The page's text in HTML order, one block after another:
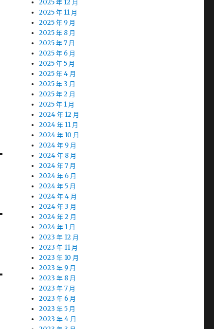
2025 年 12 月
2025 年 11 月
2025 年 9 月
2025 年 8 月
2025 年 7 月
2025 年 6 月
2025 年 5 月
2025 年 4 月
2025 年 3 月
2025 年 2 月
2025 年 1 月
2024 年 12 月
2024 年 11 月
2024 年 10 月
2024 年 9 月
2024 年 8 月
2024 年 7 月
2024 年 6 月
2024 年 5 月
2024 年 4 月
2024 年 3 月
2024 年 2 月
2024 年 1 月
2023 年 12 月
2023 年 11 月
2023 年 10 月
2023 年 9 月
2023 年 8 月
2023 年 7 月
2023 年 6 月
2023 年 5 月
2023 年 4 月